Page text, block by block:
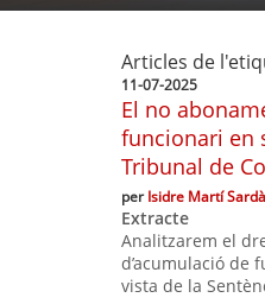
Articles de
11-07-2025
El no
funcionari en
Tribunal de
perIsidre Martí Sardà
Extracte
Analitzarem el
d’acumulació de
vista de la